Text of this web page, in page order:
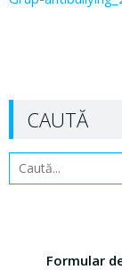
CAUTĂ
Formular